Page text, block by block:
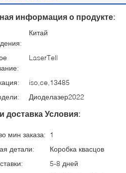
информация о продукте:
Китай
LaserTell
iso,ce,13485
Диоделазер2022
доставка Условия:
мин заказа: 1
детали:
Коробка квасцов
5-8 дней